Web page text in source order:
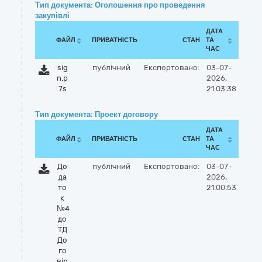
Тип документа: Оголошення про проведення
закупівлі
ФАЙЛ ПРИВАТНІСТЬ СТАН
ДАТА
ТА
ЧАС
sig
n.p
7s
публічний Експортовано:
03-07-
2026,
21:03:38
Тип документа: Проект договору
ФАЙЛ ПРИВАТНІСТЬ СТАН
ДАТА
ТА
ЧАС
До
да
то
к
№4
до
ТД
До
го
публічний Експортовано:
03-07-
2026,
21:00:53